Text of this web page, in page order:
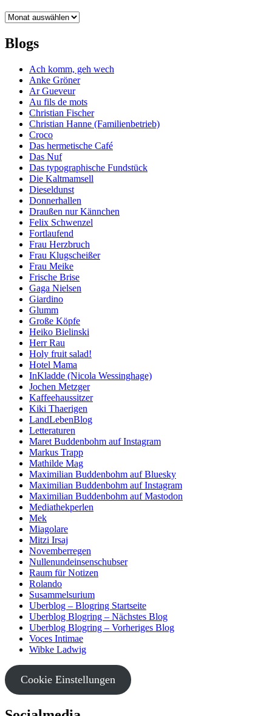
Archiv
Blogs
Ach komm, geh wech
Anke Gröner
Ar Gueveur
Au fils de mots
Christian Fischer
Christian Hanne (Familienbetrieb)
Croco
Das hermetische Café
Das Nuf
Das typographische Fundstück
Die Kaltmamsell
Dieseldunst
Donnerhallen
Draußen nur Kännchen
Felix Schwenzel
Fortlaufend
Frau Herzbruch
Frau Klugscheißer
Frau Meike
Frische Brise
Gaga Nielsen
Giardino
Glumm
Große Köpfe
Heiko Bielinski
Herr Rau
Holy fruit salad!
Hotel Mama
InKladde (Nicola Wessinghage)
Jochen Metzger
Kaffeehaussitzer
Kiki Thaerigen
LandLebenBlog
Letteraturen
Maret Buddenbohm auf Instagram
Markus Trapp
Mathilde Mag
Maximilian Buddenbohm auf Bluesky
Maximilian Buddenbohm auf Instagram
Maximilian Buddenbohm auf Mastodon
Mediathekperlen
Mek
Miagolare
Mitzi Irsaj
Novemberregen
Nullenundeinsenschubser
Raum für Notizen
Rolando
Susammelsurium
Uberblog – Blogring Startseite
Uberblog Blogring – Nächstes Blog
Uberblog Blogring – Vorheriges Blog
Voces Intimae
Wibke Ladwig
Cookie Einstellungen